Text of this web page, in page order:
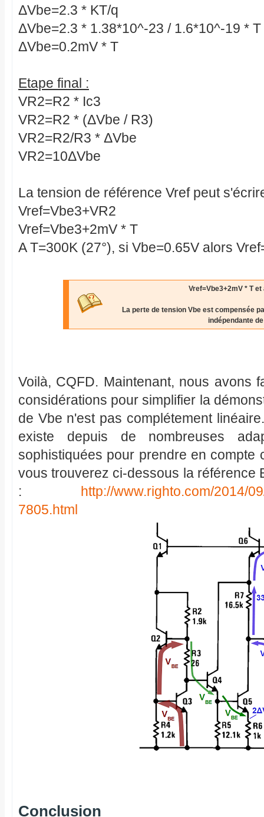
ΔVbe=2.3 * KT/q
ΔVbe=2.3 * 1.38*10^-23 / 1.6*10^-19 * T
ΔVbe=0.2mV * T
Etape final :
VR2=R2 * Ic3
VR2=R2 * (ΔVbe / R3)
VR2=R2/R3 * ΔVbe
VR2=10ΔVbe
La tension de référence Vref peut
Vref=Vbe3+VR2
Vref=Vbe3+2mV * T
A T=300K (27°), si Vbe=0.65V alors
Vref=Vbe3+2mV * T
La perte de tension Vbe est compensée
indépendante
Voilà, CQFD. Maintenant, nous avons
considérations pour simplifier la
de Vbe n'est pas complétement
existe depuis de nombreuses
sophistiquées pour prendre en compte
vous trouverez ci-dessous la référence
:
http://www.righto.com/2014/
7805.html
Conclusion